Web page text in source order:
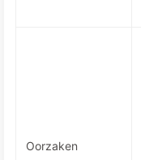
Oorzaken